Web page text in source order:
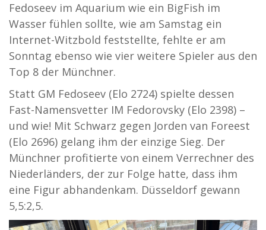
Fedoseev im Aquarium wie ein BigFish im
Wasser fühlen sollte, wie am Samstag ein
Internet-Witzbold feststellte, fehlte er am
Sonntag ebenso wie vier weitere Spieler aus den
Top 8 der Münchner.
Statt GM Fedoseev (Elo 2724) spielte dessen
Fast-Namensvetter IM Fedorovsky (Elo 2398) –
und wie! Mit Schwarz gegen Jorden van Foreest
(Elo 2696) gelang ihm der einzige Sieg. Der
Münchner profitierte von einem Verrechner des
Niederländers, der zur Folge hatte, dass ihm
eine Figur abhandenkam. Düsseldorf gewann
5,5:2,5.